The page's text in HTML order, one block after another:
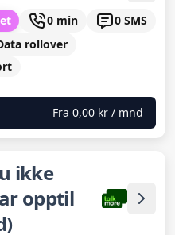
0 min
0 SMS
rollover
Fra 0,00 kr / mnd
ikke
opptil